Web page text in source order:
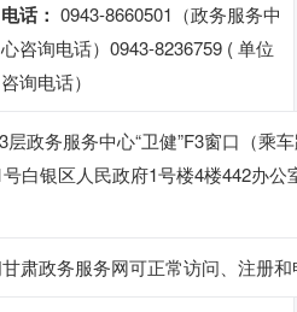
电话： 0943-8660501（政务服务中
心咨询电话）0943-8236759 ( 单位
咨询电话）
政务服务中心“卫健”F3窗口（乘
白银区人民政府1号楼4楼442办公
肃政务服务网可正常访问、注册